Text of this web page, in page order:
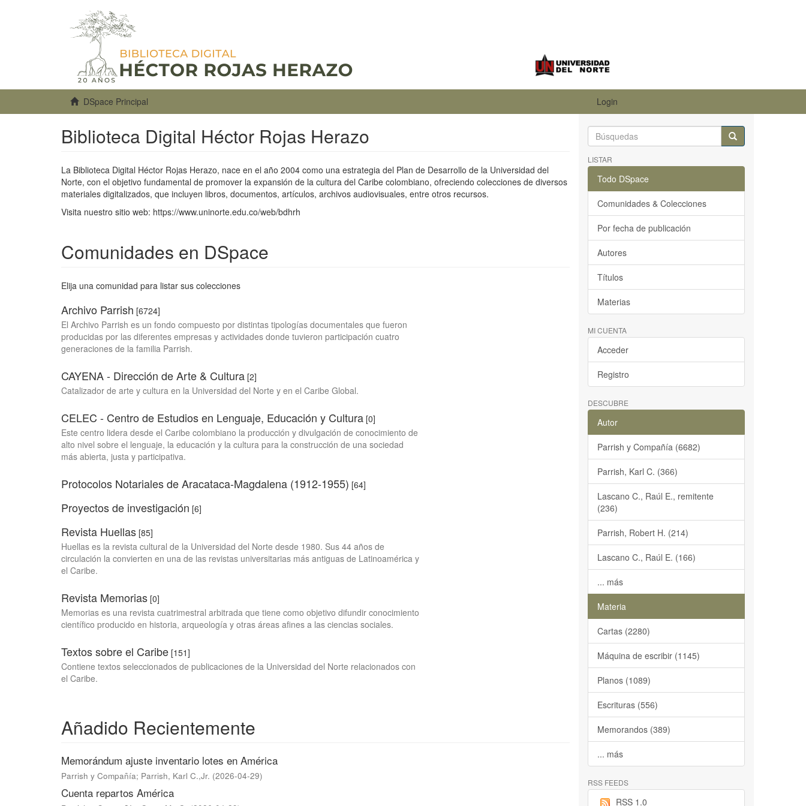
DSpace Principal Login
Biblioteca Digital Héctor Rojas Herazo
La Biblioteca Digital Héctor Rojas Herazo, nace en el año 2004 como una estrategia del Plan de Desarrollo de la Universidad del
Norte, con el objetivo fundamental de promover la expansión de la cultura del Caribe colombiano, ofreciendo colecciones de diversos
materiales digitalizados, que incluyen libros, documentos, artículos, archivos audiovisuales, entre otros recursos.
Visita nuestro sitio web: https://www.uninorte.edu.co/web/bdhrh
Comunidades en DSpace
Elija una comunidad para listar sus colecciones
Archivo Parrish [6724]
El Archivo Parrish es un fondo compuesto por distintas tipologías documentales que fueron
producidas por las diferentes empresas y actividades donde tuvieron participación cuatro
generaciones de la familia Parrish.
CAYENA - Dirección de Arte & Cultura [2]
Catalizador de arte y cultura en la Universidad del Norte y en el Caribe Global.
CELEC - Centro de Estudios en Lenguaje, Educación y Cultura [0]
Este centro lidera desde el Caribe colombiano la producción y divulgación de conocimiento de
alto nivel sobre el lenguaje, la educación y la cultura para la construcción de una sociedad
más abierta, justa y participativa.
Protocolos Notariales de Aracataca-Magdalena (1912-1955) [64]
Proyectos de investigación [6]
Revista Huellas [85]
Huellas es la revista cultural de la Universidad del Norte desde 1980. Sus 44 años de
circulación la convierten en una de las revistas universitarias más antiguas de Latinoamérica y
el Caribe.
Revista Memorias [0]
Memorias es una revista cuatrimestral arbitrada que tiene como objetivo difundir conocimiento
científico producido en historia, arqueología y otras áreas afines a las ciencias sociales.
Textos sobre el Caribe [151]
Contiene textos seleccionados de publicaciones de la Universidad del Norte relacionados con
el Caribe.
Añadido Recientemente
Memorándum ajuste inventario lotes en América
Parrish y Compañía; Parrish, Karl C.,Jr. (2026-04-29)
Cuenta repartos América
LISTAR
Todo DSpace
Comunidades & Colecciones
Por fecha de publicación
Autores
Títulos
Materias
MI CUENTA
Acceder
Registro
DESCUBRE
Autor
Parrish y Compañía (6682)
Parrish, Karl C. (366)
Lascano C., Raúl E., remitente
(236)
Parrish, Robert H. (214)
Lascano C., Raúl E. (166)
... más
Materia
Cartas (2280)
Máquina de escribir (1145)
Planos (1089)
Escrituras (556)
Memorandos (389)
... más
RSS FEEDS
RSS 1.0